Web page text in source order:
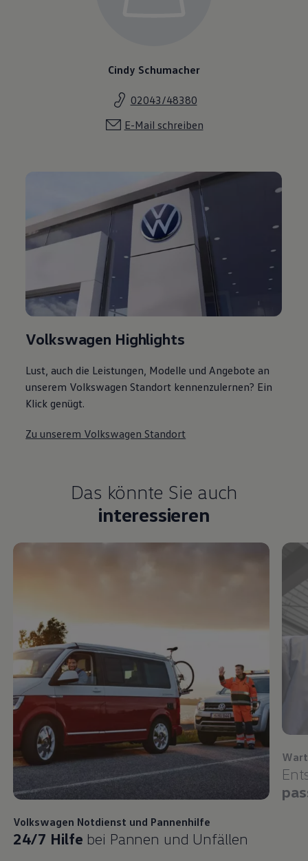
Cindy Schumacher
02043/48380
E-Mail schreiben
Volkswagen Highlights
Lust, auch die Leistungen, Modelle und Angebote an
unserem Volkswagen Standort kennenzulernen? Ein
Klick genügt.
Zu unserem Volkswagen Standort
Das könnte Sie auch
interessieren
Volkswagen Notdienst und Pannenhilfe
24/7 Hilfe bei Pannen und Unfällen